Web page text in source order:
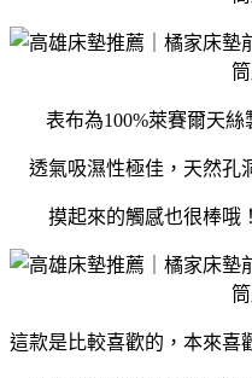
表布為100%萊賽爾天
透氣吸濕性極佳，天然孔
摸起來的觸感也很棒哦
這款是比較喜歡的，本來喜